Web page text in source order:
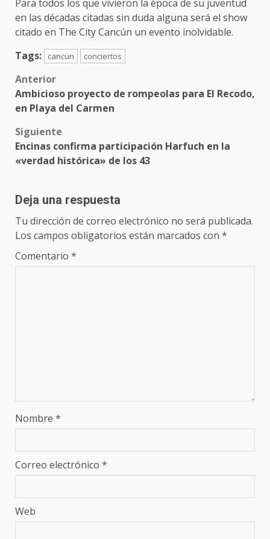
Para todos los que vivieron la época de su juventud
en las décadas citadas sin duda alguna será el show
citado en The City Cancún un evento inolvidable.
Tags:
cancun conciertos
Post
navigation
Anterior
Ambicioso proyecto de rompeolas para El Recodo,
en Playa del Carmen
Siguiente
Encinas confirma participación Harfuch en la
«verdad histórica» de los 43
Deja una respuesta
Tu dirección de correo electrónico no será publicada.
Los campos obligatorios están marcados con *
Comentario *
Nombre *
Correo electrónico *
Web